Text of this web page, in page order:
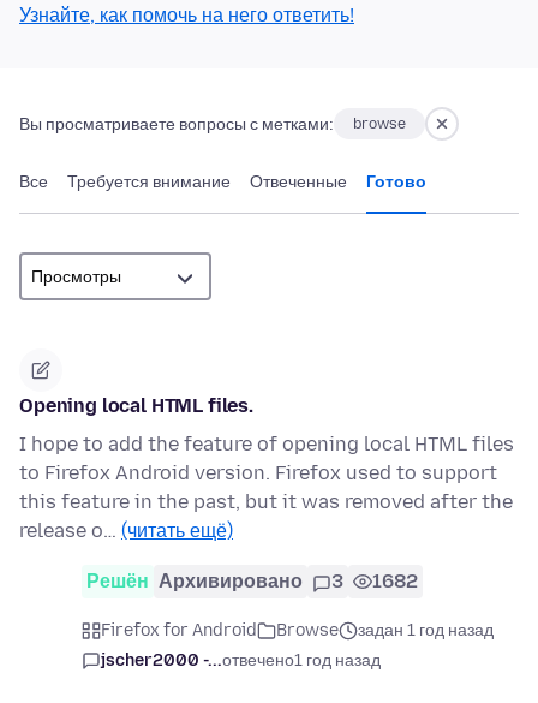
Узнайте, как помочь на него ответить!
Вы просматриваете вопросы с метками: browse
Все Требуется внимание Отвеченные Готово
Opening local HTML files.
I hope to add the feature of opening local HTML files
to Firefox Android version. Firefox used to support
this feature in the past, but it was removed after the
release o… (читать ещё)
Решён Архивировано 3 1682
Firefox for Android Browse
задан 1 год назад
jscher2000 -...отвечено1 год назад